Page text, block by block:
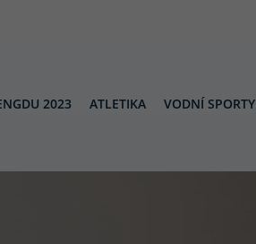
2023 ATLETIKA VODNÍ SPORTY